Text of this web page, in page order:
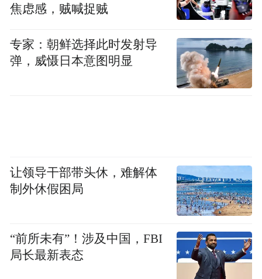
焦虑感，贼喊捉贼
专家：朝鲜选择此时发射导
弹，威慑日本意图明显
让领导干部带头休，难解体
制外休假困局
“前所未有”！涉及中国，FBI
局长最新表态